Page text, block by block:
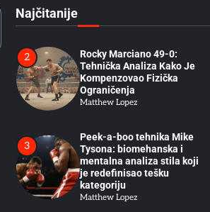
Najčitanije
2
Rocky Marciano 49-0:
Tehnička Analiza Kako Je
Kompenzovao Fizička
Ograničenja
Matthew Lopez
3
Peek-a-boo tehnika Mike
Tysona: biomehanska i
mentalna analiza stila koji
je redefinisao tešku
kategoriju
Matthew Lopez